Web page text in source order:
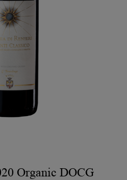
Organic DOCG